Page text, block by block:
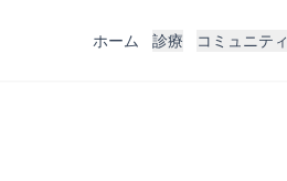
ホーム 診療 コミュニティ